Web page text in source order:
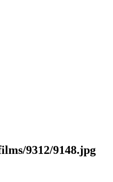
9312/9148.jpg